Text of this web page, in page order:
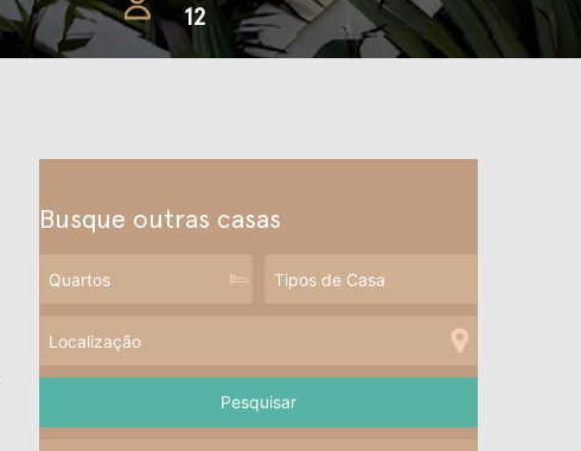
12
Busque outras casas